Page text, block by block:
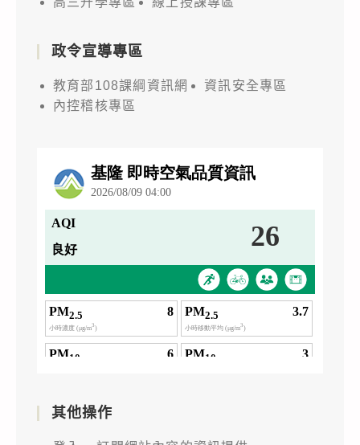
政令宣導專區
教育部108課綱資訊網
資訊安全專區
內控稽核專區
其他操作